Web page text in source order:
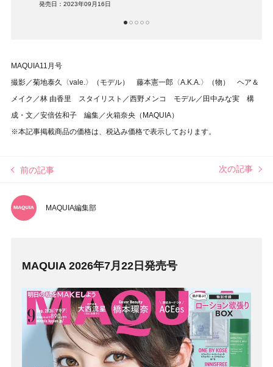
発売日：2023年09月16日
MAQUIA11月号
撮影／菊地泰久〈vale.〉（モデル） 藤本憲一郎〈A.K.A.〉（物） ヘア＆
メイク／林 由香里 スタイリスト／西野メンコ モデル／田中みな実 構
成・文／安倍佐和子 編集／火箱奈央（MAQUIA）
※本記事掲載商品の価格は、税込み価格で表示しております。
前の記事 次の記事
MAQUIA編集部
MAQUIA 2026年7月22日発売号